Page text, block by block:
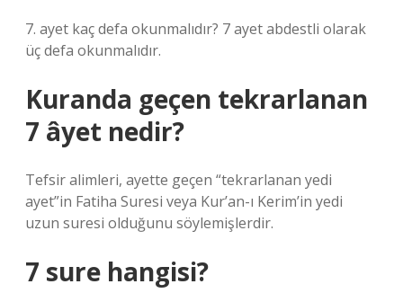
7. ayet kaç defa okunmalıdır? 7 ayet abdestli olarak
üç defa okunmalıdır.
Kuranda geçen tekrarlanan
7 âyet nedir?
Tefsir alimleri, ayette geçen “tekrarlanan yedi
ayet”in Fatiha Suresi veya Kur’an-ı Kerim’in yedi
uzun suresi olduğunu söylemişlerdir.
7 sure hangisi?